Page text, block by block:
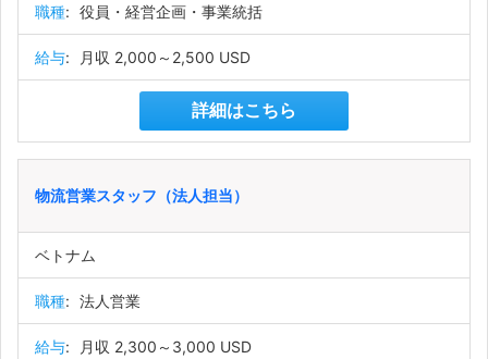
職種: 役員・経営企画・事業統括
給与: 月収 2,000～2,500 USD
詳細はこちら
物流営業スタッフ（法人担当）
ベトナム
職種: 法人営業
給与: 月収 2,300～3,000 USD